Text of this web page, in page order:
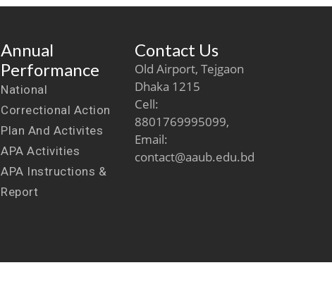
Annual
Performance
National
Correctional Action
Plan And Activites
APA Activities
APA Instructions &
Report
Contact Us
Old Airport, Tejgaon
Dhaka 1215
Cell:
8801769995099,
Email:
contact@aaub.edu.bd